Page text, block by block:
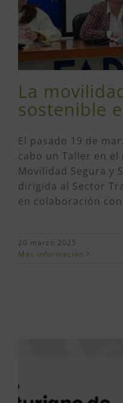
La
sostenible
El pasado 19 de
cabo un Taller en el
Movilidad Segura y
dirigida al Sector
en colaboración con
20 marzo 2025
Más información